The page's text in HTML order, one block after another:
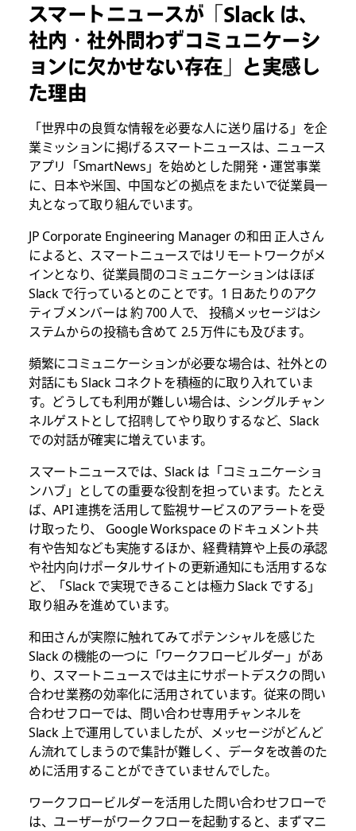
スマートニュースが「Slack は、
社内・社外問わずコミュニケーシ
ョンに欠かせない存在」と実感し
た理由
「世界中の良質な情報を必要な人に送り届ける」を企
業ミッションに掲げるスマートニュースは、ニュース
アプリ「SmartNews」を始めとした開発・運営事業
に、日本や米国、中国などの拠点をまたいで従業員一
丸となって取り組んでいます。
JP Corporate Engineering Manager の和田 正人さん
によると、スマートニュースではリモートワークがメ
インとなり、従業員間のコミュニケーションはほぼ
Slack で行っているとのことです。1 日あたりのアク
ティブメンバーは 約 700 人で、 投稿メッセージはシ
ステムからの投稿も含めて 2.5 万件にも及びます。
頻繁にコミュニケーションが必要な場合は、社外との
対話にも Slack コネクトを積極的に取り入れていま
す。どうしても利用が難しい場合は、シングルチャン
ネルゲストとして招聘してやり取りするなど、Slack
での対話が確実に増えています。
スマートニュースでは、Slack は「コミュニケーショ
ンハブ」としての重要な役割を担っています。たとえ
ば、API 連携を活用して監視サービスのアラートを受
け取ったり、 Google Workspace のドキュメント共
有や告知なども実施するほか、経費精算や上長の承認
や社内向けポータルサイトの更新通知にも活用するな
ど、「Slack で実現できることは極力 Slack でする」
取り組みを進めています。
和田さんが実際に触れてみてポテンシャルを感じた
Slack の機能の一つに「ワークフロービルダー」があ
り、スマートニュースでは主にサポートデスクの問い
合わせ業務の効率化に活用されています。従来の問い
合わせフローでは、問い合わせ専用チャンネルを
Slack 上で運用していましたが、メッセージがどんど
ん流れてしまうので集計が難しく、データを改善のた
めに活用することができていませんでした。
ワークフロービルダーを活用した問い合わせフローで
は、ユーザーがワークフローを起動すると、まずマニ